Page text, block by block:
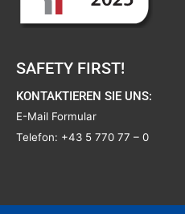
SAFETY FIRST!
KONTAKTIEREN SIE UNS:
E-Mail Formular
Telefon: +43 5 770 77 – 0